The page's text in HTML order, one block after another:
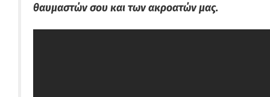
θαυμαστών σου και των ακροατών μας.